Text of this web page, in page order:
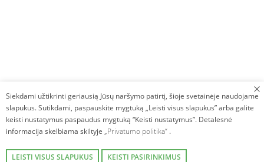
Siekdami užtikrinti geriausią Jūsų naršymo patirtį, šioje svetainėje naudojame
slapukus. Sutikdami, paspauskite mygtuką „Leisti visus slapukus” arba galite
keisti nustatymus paspaudus mygtuką “Keisti nustatymus”. Detalesnė
informacija skelbiama skiltyje „Privatumo politika“ .
LEISTI VISUS SLAPUKUS KEISTI PASIRINKIMUS